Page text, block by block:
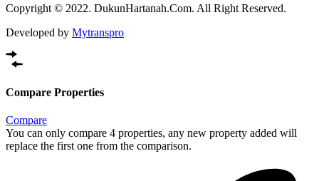
Copyright © 2022. DukunHartanah.Com. All Right Reserved.
Developed by Mytranspro
Compare Properties
Compare
You can only compare 4 properties, any new property added will
replace the first one from the comparison.